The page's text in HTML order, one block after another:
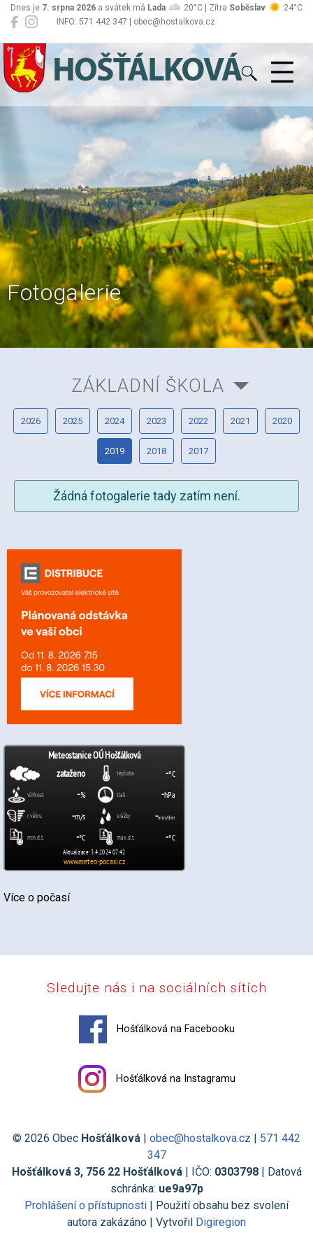
INFO: 571 442 347 | obec@hostalkova.cz
Dnes je 7. srpna 2026 a svátek má Lada 20°C | Zítra Soběslav 24°C
Hošťálková
Fotogalerie
Více o počasí
ZÁKLADNÍ ŠKOLA
2026 2025 2024 2023 2022 2021 2020
2019 2018 2017
Žádná fotogalerie tady zatím není.
Sledujte nás i na sociálních sítích
Hošťálková na Facebooku
Hošťálková na Instagramu
© 2026 Obec Hošťálková | obec@hostalkova.cz | 571 442
347
Hošťálková 3, 756 22 Hošťálková| IČO: 0303798| Datová
schránka: ue9a97p
Prohlášení o přístupnosti | Použití obsahu bez svolení
autora zakázáno | Vytvořil Digiregion